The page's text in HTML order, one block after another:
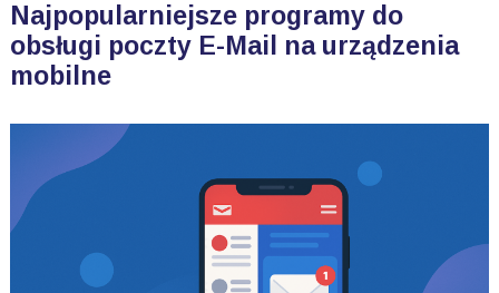
Najpopularniejsze programy do
obsługi poczty E-Mail na urządzenia
mobilne